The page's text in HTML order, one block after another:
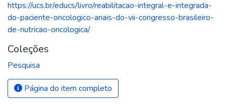
https://ucs.br/educs/livro/reabilitacao-integral-e-integrada-
do-paciente-oncologico-anais-do-vii-congresso-brasileiro-
de-nutricao-oncologica/
Coleções
Pesquisa
Página do item completo